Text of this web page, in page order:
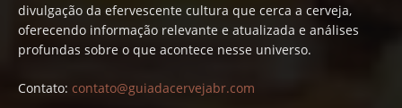
divulgação da efervescente cultura que cerca a cerveja,
oferecendo informação relevante e atualizada e análises
profundas sobre o que acontece nesse universo.
Contato: contato@guiadacervejabr.com